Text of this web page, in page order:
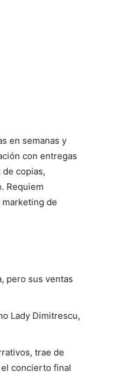
en semanas y
con entregas
copias,
Requiem
de
pero sus ventas
Lady Dimitrescu,
trae de
concierto final